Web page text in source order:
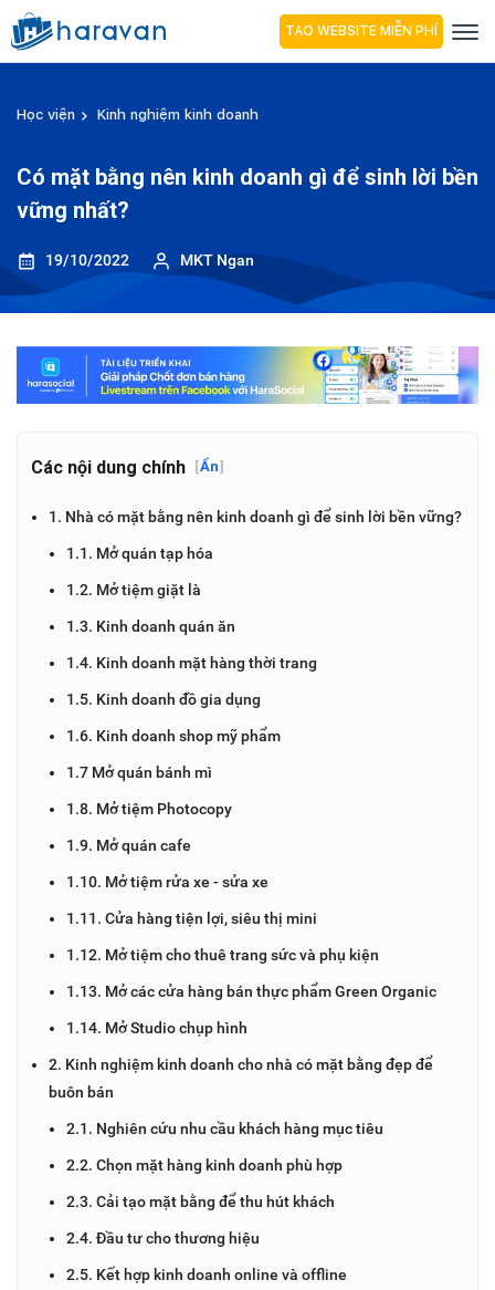
TẠO WEBSITE MIỄN PHÍ
Học viện Kinh nghiệm kinh doanh
Có mặt bằng nên kinh doanh gì để sinh lời bền
vững nhất?
19/10/2022 MKT Ngan
Các nội dung chính [Ẩn]
1. Nhà có mặt bằng nên kinh doanh gì để sinh lời bền vững?
1.1. Mở quán tạp hóa
1.2. Mở tiệm giặt là
1.3. Kinh doanh quán ăn
1.4. Kinh doanh mặt hàng thời trang
1.5. Kinh doanh đồ gia dụng
1.6. Kinh doanh shop mỹ phẩm
1.7 Mở quán bánh mì
1.8. Mở tiệm Photocopy
1.9. Mở quán cafe
1.10. Mở tiệm rửa xe - sửa xe
1.11. Cửa hàng tiện lợi, siêu thị mini
1.12. Mở tiệm cho thuê trang sức và phụ kiện
1.13. Mở các cửa hàng bán thực phẩm Green Organic
1.14. Mở Studio chụp hình
2. Kinh nghiệm kinh doanh cho nhà có mặt bằng đẹp để
buôn bán
2.1. Nghiên cứu nhu cầu khách hàng mục tiêu
2.2. Chọn mặt hàng kinh doanh phù hợp
2.3. Cải tạo mặt bằng để thu hút khách
2.4. Đầu tư cho thương hiệu
2.5. Kết hợp kinh doanh online và offline